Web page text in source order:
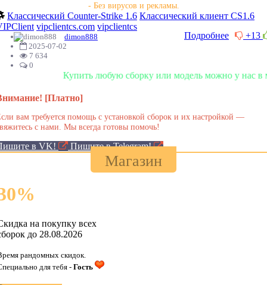
- Без вирусов и рекламы.
Классический Counter-Strike 1.6 Классический клиент CS1.6
vipclientcs.com vipclientcs
+13
Подробнее
dimon888
2025-07-02
7 634
0
Купить любую сборку или модель можно у нас в магазине!
[Платно]
вам требуется помощь с установкой сборок и их настройкой —
с нами. Мы всегда готовы помочь!
в VK! Пишите в Telegram!
Магазин
%
на покупку всех
до 28.08.2026
рандомных скидок.
для тебя - Гость